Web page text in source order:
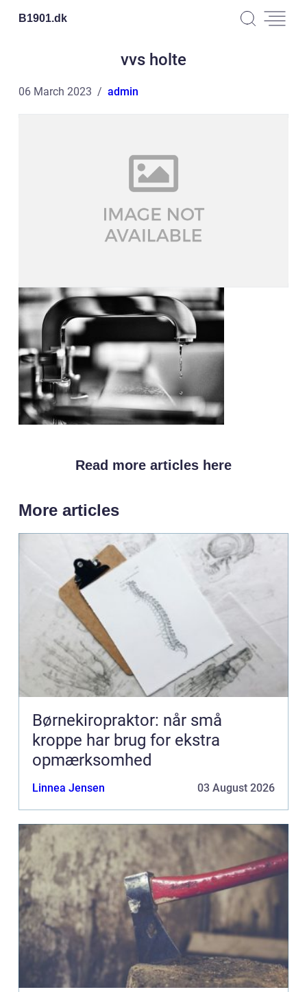
B1901.dk
vvs holte
06 March 2023 admin
Read more articles here
More articles
Børnekiropraktor: når små
kroppe har brug for ekstra
opmærksomhed
Linnea Jensen 03 August 2026